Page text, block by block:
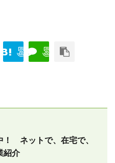
！ ネットで、在宅で、
紹介